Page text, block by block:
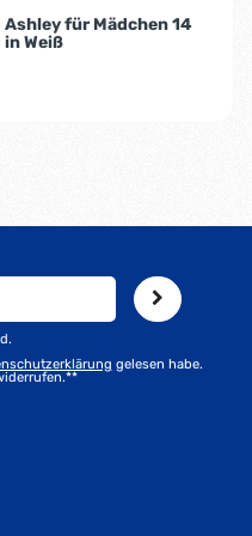
für Mädchen 14
Weiß
gelesen habe.